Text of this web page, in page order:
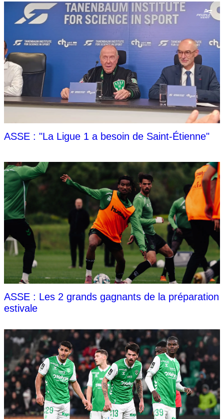
ASSE : "La Ligue 1 a besoin de Saint-Étienne"
ASSE : Les 2 grands gagnants de la préparation
estivale